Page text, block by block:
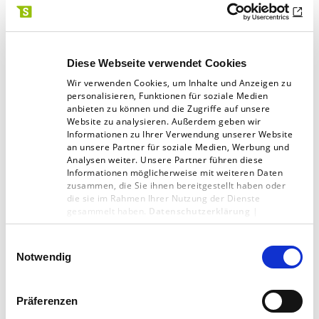
Diese Webseite verwendet Cookies
Wir verwenden Cookies, um Inhalte und Anzeigen zu
personalisieren, Funktionen für soziale Medien
anbieten zu können und die Zugriffe auf unsere
Website zu analysieren. Außerdem geben wir
Informationen zu Ihrer Verwendung unserer Website
an unsere Partner für soziale Medien, Werbung und
Analysen weiter. Unsere Partner führen diese
Informationen möglicherweise mit weiteren Daten
zusammen, die Sie ihnen bereitgestellt haben oder
die sie im Rahmen Ihrer Nutzung der Dienste
gesammelt haben. Datenschutzerklärung
Impressum
Notwendig
Präferenzen
identischen Anzeigen im Facebook-Newsfeed
beworben.
Gendergerechte Ansprache
zeigt eine erhöhte Performance
Besonders erwähnenswert sind die Ergebnisse
zur Verwendung von Gendersprache im Bild
(im Ad Creative). Denn hier sind die positiven
und messbar. Die Kosten pro Klick (CPC) sind in
Ansprache um 16 Prozent niedriger ausgefallen